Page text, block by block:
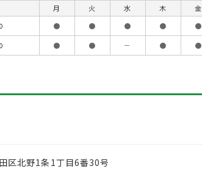
月 火 水 木 金
● ● ● ● ●
● ● － ● ●
区北野1条1丁目6番30号